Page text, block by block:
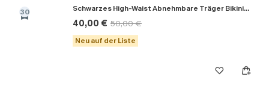
30 Schwarzes High-Waist Abnehmbare Träger Bikini-Set
40,00 € 50,00 €
Neu auf der Liste